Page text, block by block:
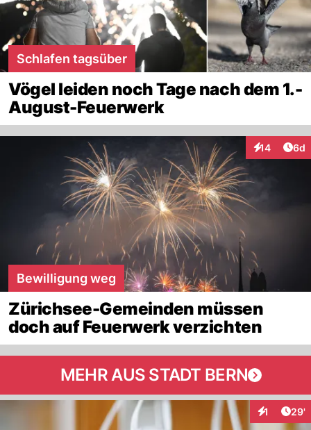
Schlafen tagsüber
Vögel leiden noch Tage nach dem 1.-
August-Feuerwerk
14
Interaktionen
6d
Bewilligung weg
Zürichsee-Gemeinden müssen
doch auf Feuerwerk verzichten
MEHR AUS STADT BERN
1 29'